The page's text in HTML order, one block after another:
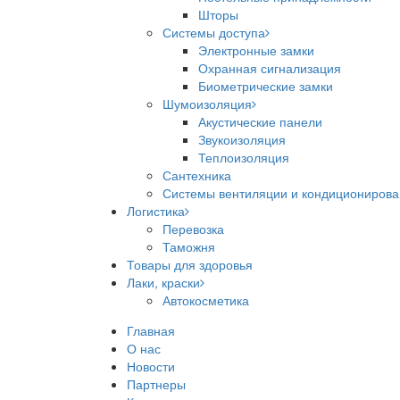
Шторы
Системы доступа
Электронные замки
Охранная сигнализация
Биометрические замки
Шумоизоляция
Акустические панели
Звукоизоляция
Теплоизоляция
Сантехника
Системы вентиляции и
Логистика
Перевозка
Таможня
Товары для здоровья
Лаки, краски
Автокосметика
Главная
О нас
Новости
Партнеры